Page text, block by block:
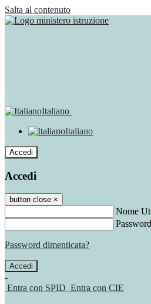
Salta al contenuto
Italiano
Italiano
Accedi
Accedi
button close ×
Nome
Password
Password dimenticata?
-
Entra con SPID Entra con CIE